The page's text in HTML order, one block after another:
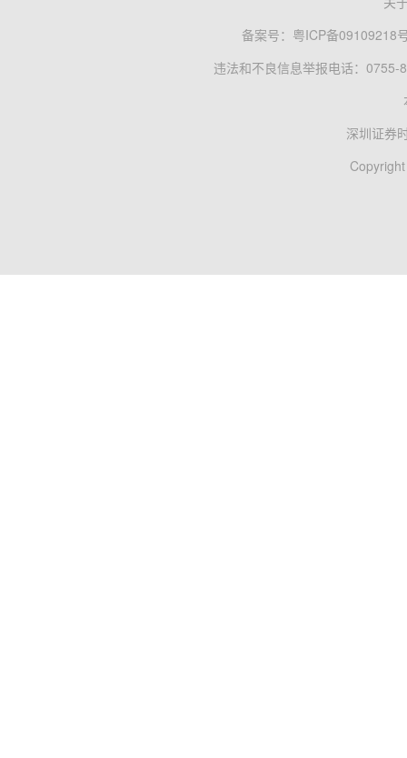
备案号： 粤ICP备09109218
违法和不良信息举报电话：0755-
深圳证券